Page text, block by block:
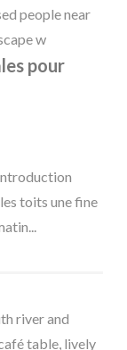
pour
toits une fine